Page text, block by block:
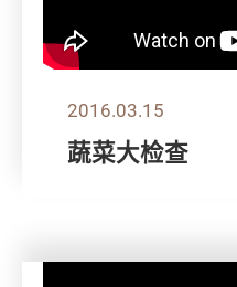
2016.03.15
蔬菜大检查